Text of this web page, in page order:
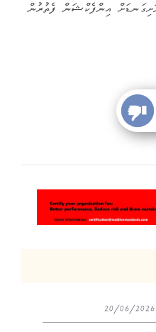
އިންފެކްޝަން ފެތުރުން